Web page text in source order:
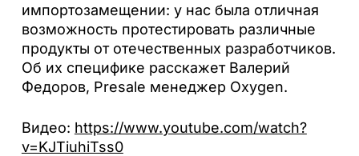
импортозамещении: у нас была отличная
возможность протестировать различные
продукты от отечественных разработчиков.
Об их специфике расскажет Валерий
Федоров, Presale менеджер Oxygen.
Видео: https://www.youtube.com/watch?
v=KJTiuhiTss0